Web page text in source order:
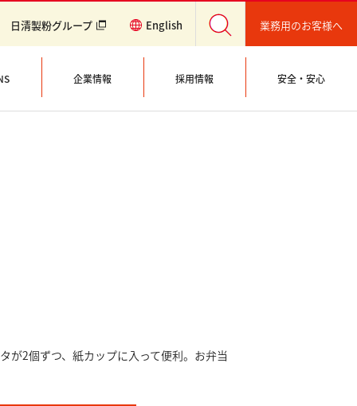
日清製粉グループ English 業務用のお客様へ
企業情報 採用情報 安全・安心
が2個ずつ、紙カップに入って便利。お弁当